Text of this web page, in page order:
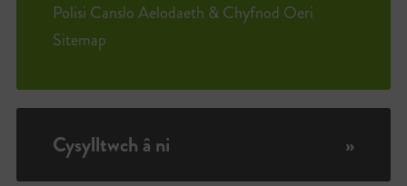
Polisi Canslo Aelodaeth & Chyfnod Oeri
Sitemap
Cysylltwch â ni »